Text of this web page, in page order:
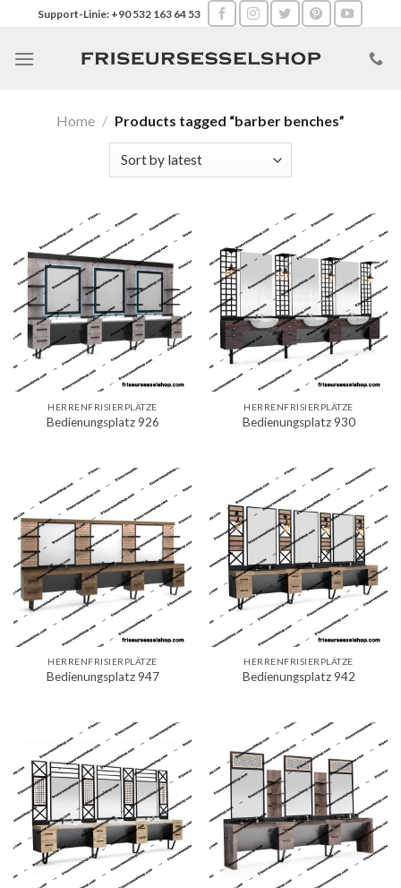
content
Support-Linie: +90 532 163 64 53
Home / Products tagged “barber benches”
HERRENFRISIERPLÄTZE
Bedienungsplatz 926
HERRENFRISIERPLÄTZE
Bedienungsplatz 930
HERRENFRISIERPLÄTZE
Bedienungsplatz 947
HERRENFRISIERPLÄTZE
Bedienungsplatz 942